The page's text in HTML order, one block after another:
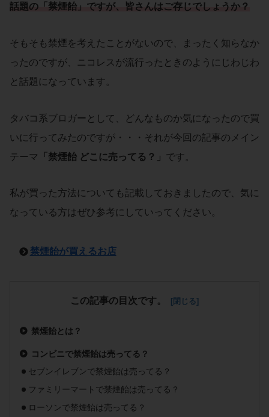
話題の「 禁煙飴 」ですが、皆さんはご存じでしょうか？
そもそも禁煙を考えたことがないので、まったく知らなか
ったのですが、ニコレスが流行ったときのようにじわじわ
と話題になっています。
タバコ系ブロガーとして、どんなものか気になったので買
いに行ってみたのですが・・・それが今回の記事のメイン
テーマ
「 禁煙飴 どこに売ってる ？」 です。
私が買った方法についても記載しておきましたので、気に
なっている方はぜひ参考にしていってください。
禁煙飴が買えるお店
この記事の目次です。
禁煙飴とは？
コンビニで禁煙飴は売ってる？
セブンイレブンで禁煙飴は売ってる？
ファミリーマートで禁煙飴は売ってる？
ローソンで禁煙飴は売ってる？